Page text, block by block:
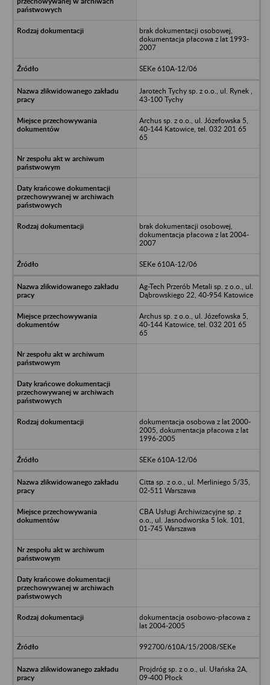
brak dokumentacji osobowej,
dokumentacja płacowa z lat 1993-
2007
SEKe 610A-12/06
Jarotech Tychy sp. z o.o., ul. Rynek ,
43-100 Tychy
Archus sp. z o.o., ul. Józefowska 5,
40-144 Katowice, tel. 032 201 65
65
brak dokumentacji osobowej,
dokumentacja płacowa z lat 2004-
2007
SEKe 610A-12/06
Ag-Tech Przerób Metali sp. z o.o., ul.
Dąbrowskiego 22, 40-954 Katowice
Archus sp. z o.o., ul. Józefowska 5,
40-144 Katowice, tel. 032 201 65
65
dokumentacja osobowa z lat 2000-
2005, dokumentacja płacowa z lat
1996-2005
SEKe 610A-12/06
Citta sp. z o.o., ul. Merliniego 5/35,
02-511 Warszawa
CBA Usługi Archiwizacyjne sp. z
o.o., ul. Jasnodworska 5 lok. 101,
01-745 Warszawa
dokumentacja osobowo-płacowa z
lat 2004-2005
992700/610A/15/2008/SEKe
Projdróg sp. z o.o., ul. Ułańska 2A,
09-400 Płock